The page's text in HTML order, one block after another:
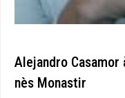
Alejandro
nès Monastir